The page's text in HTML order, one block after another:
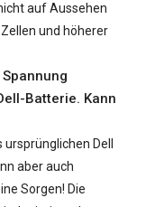
auf Aussehen
und höherer
Batterie. Kann
ursprünglichen Dell
aber auch
Sorgen! Die